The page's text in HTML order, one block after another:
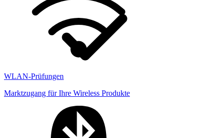
WLAN-Prüfungen
Marktzugang für Ihre Wireless Produkte